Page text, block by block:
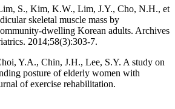
S., Kim, K.W., Lim, J.Y., Cho, N.H., et
skeletal muscle mass by
dwelling Korean adults. Archives
2014;58(3):303-7.
Y.A., Chin, J.H., Lee, S.Y. A study on
posture of elderly women with
of exercise rehabilitation.